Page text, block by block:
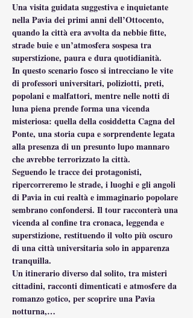
Una visita guidata suggestiva e inquietante
nella Pavia dei primi anni dell’Ottocento,
quando la città era avvolta da nebbie fitte,
strade buie e un’atmosfera sospesa tra
superstizione, paura e dura quotidianità.
In questo scenario fosco si intrecciano le vite
di professori universitari, poliziotti, preti,
popolani e malfattori, mentre nelle notti di
luna piena prende forma una vicenda
misteriosa: quella della cosiddetta Cagna del
Ponte, una storia cupa e sorprendente legata
alla presenza di un presunto lupo mannaro
che avrebbe terrorizzato la città.
Seguendo le tracce dei protagonisti,
ripercorreremo le strade, i luoghi e gli angoli
di Pavia in cui realtà e immaginario popolare
sembrano confondersi. Il tour racconterà una
vicenda al confine tra cronaca, leggenda e
superstizione, restituendo il volto più oscuro
di una città universitaria solo in apparenza
tranquilla.
Un itinerario diverso dal solito, tra misteri
cittadini, racconti dimenticati e atmosfere da
romanzo gotico, per scoprire una Pavia
notturna,…